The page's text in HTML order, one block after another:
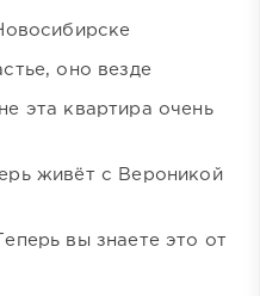
оно везде
эта квартира очень
живёт с Вероникой
вы знаете это от